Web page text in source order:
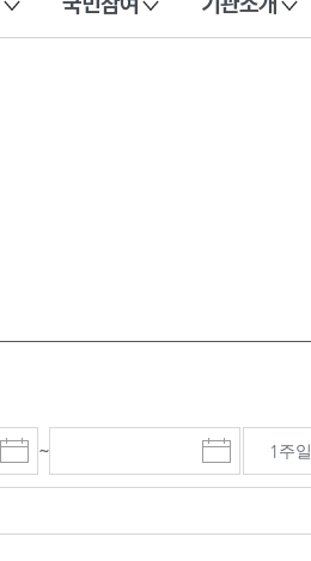
시
~
종
료
1주일